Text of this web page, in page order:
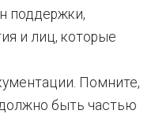
поддержки,
и лиц, которые
Помните,
быть частью